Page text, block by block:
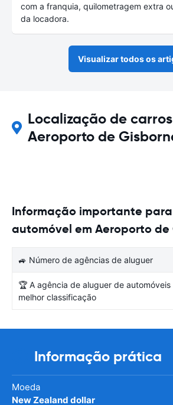
com a franquia, quilometragem extra
da locadora.
Visualizar todos os
Localização de
Aeroporto de
Informação importante
automóvel em Aeroporto de
🚙 Número de agências de aluguer
🏆 A agência de aluguer de automóveis
melhor classificação
Informação prática
Moeda
New Zealand dollar